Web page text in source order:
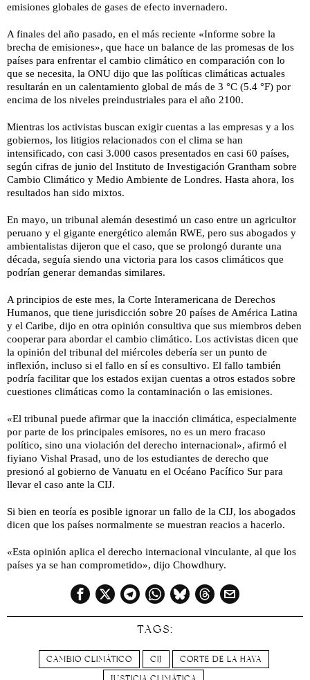
emisiones globales de gases de efecto invernadero.
A finales del año pasado, en el más reciente «Informe sobre la
brecha de emisiones», que hace un balance de las promesas de los
países para enfrentar el cambio climático en comparación con lo
que se necesita, la ONU dijo que las políticas climáticas actuales
resultarán en un calentamiento global de más de 3 °C (5.4 °F) por
encima de los niveles preindustriales para el año 2100.
Mientras los activistas buscan exigir cuentas a las empresas y a los
gobiernos, los litigios relacionados con el clima se han
intensificado, con casi 3.000 casos presentados en casi 60 países,
según cifras de junio del Instituto de Investigación Grantham sobre
Cambio Climático y Medio Ambiente de Londres. Hasta ahora, los
resultados han sido mixtos.
En mayo, un tribunal alemán desestimó un caso entre un agricultor
peruano y el gigante energético alemán RWE, pero sus abogados y
ambientalistas dijeron que el caso, que se prolongó durante una
década, seguía siendo una victoria para los casos climáticos que
podrían generar demandas similares.
A principios de este mes, la Corte Interamericana de Derechos
Humanos, que tiene jurisdicción sobre 20 países de América Latina
y el Caribe, dijo en otra opinión consultiva que sus miembros deben
cooperar para abordar el cambio climático. Los activistas dicen que
la opinión del tribunal del miércoles debería ser un punto de
inflexión, incluso si el fallo en sí es consultivo. El fallo también
podría facilitar que los estados exijan cuentas a otros estados sobre
cuestiones climáticas como la contaminación o las emisiones.
«El tribunal puede afirmar que la inacción climática, especialmente
por parte de los principales emisores, no es un mero fracaso
político, sino una violación del derecho internacional», afirmó el
fiyiano Vishal Prasad, uno de los estudiantes de derecho que
presionó al gobierno de Vanuatu en el Océano Pacífico Sur para
llevar el caso ante la CIJ.
Si bien en teoría es posible ignorar un fallo de la CIJ, los abogados
dicen que los países normalmente se muestran reacios a hacerlo.
«Esta opinión aplica el derecho internacional vinculante, al que los
países ya se han comprometido», dijo Chowdhury.
TAGS:
CAMBIO CLIMÁTICO CIJ
CORTE DE LA HAYA